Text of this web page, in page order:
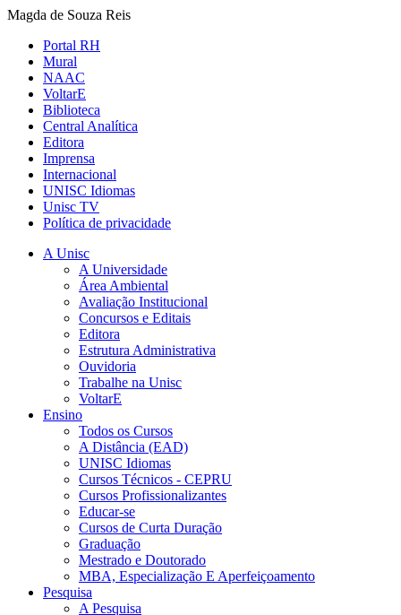
Magda de Souza Reis
Portal RH
Mural
NAAC
VoltarE
Biblioteca
Central Analítica
Editora
Imprensa
Internacional
UNISC Idiomas
Unisc TV
Política de privacidade
A Unisc
A Universidade
Área Ambiental
Avaliação Institucional
Concursos e Editais
Editora
Estrutura Administrativa
Ouvidoria
Trabalhe na Unisc
VoltarE
Ensino
Todos os Cursos
A Distância (EAD)
UNISC Idiomas
Cursos Técnicos - CEPRU
Cursos Profissionalizantes
Educar-se
Cursos de Curta Duração
Graduação
Mestrado e Doutorado
MBA, Especialização E Aperfeiçoamento
Pesquisa
A Pesquisa